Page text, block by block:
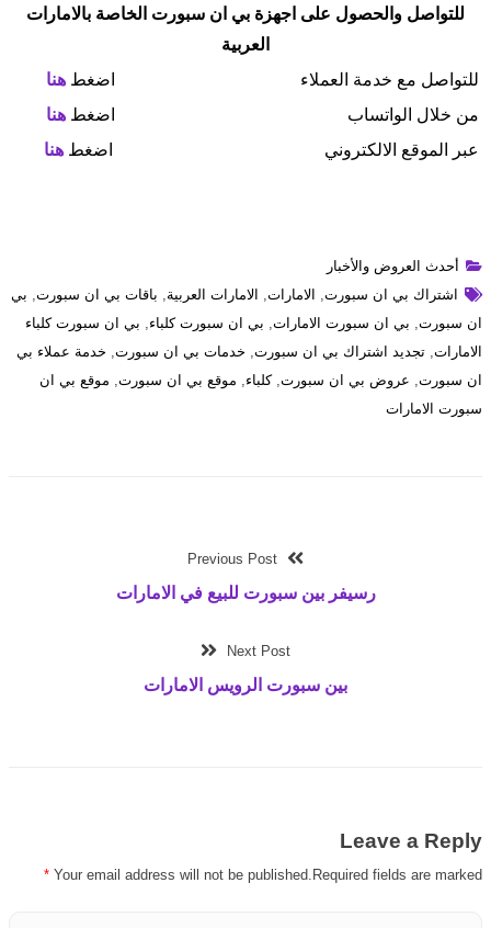
للتواصل والحصول على اجهزة بي ان سبورت الخاصة بالامارات
العربية
للتواصل مع خدمة العملاء
اضغط هنا
من خلال الواتساب
اضغط هنا
عبر الموقع الالكتروني
اضغط هنا
أحدث العروض والأخبار
اشتراك بي ان سبورت, الامارات, الامارات العربية, باقات بي ان سبورت, بي
ان سبورت, بي ان سبورت الامارات, بي ان سبورت كلباء, بي ان سبورت كلباء
الامارات, تجديد اشتراك بي ان سبورت, خدمات بي ان سبورت, خدمة عملاء بي
ان سبورت, عروض بي ان سبورت,كلباء, موقع بي ان سبورت, موقع بي ان
سبورت الامارات
Previous Post
رسيفر بين سبورت للبيع في الامارات
Next Post
بين سبورت الرويس الامارات
Leave a Reply
Your email address will not be published.Required fields are marked
*